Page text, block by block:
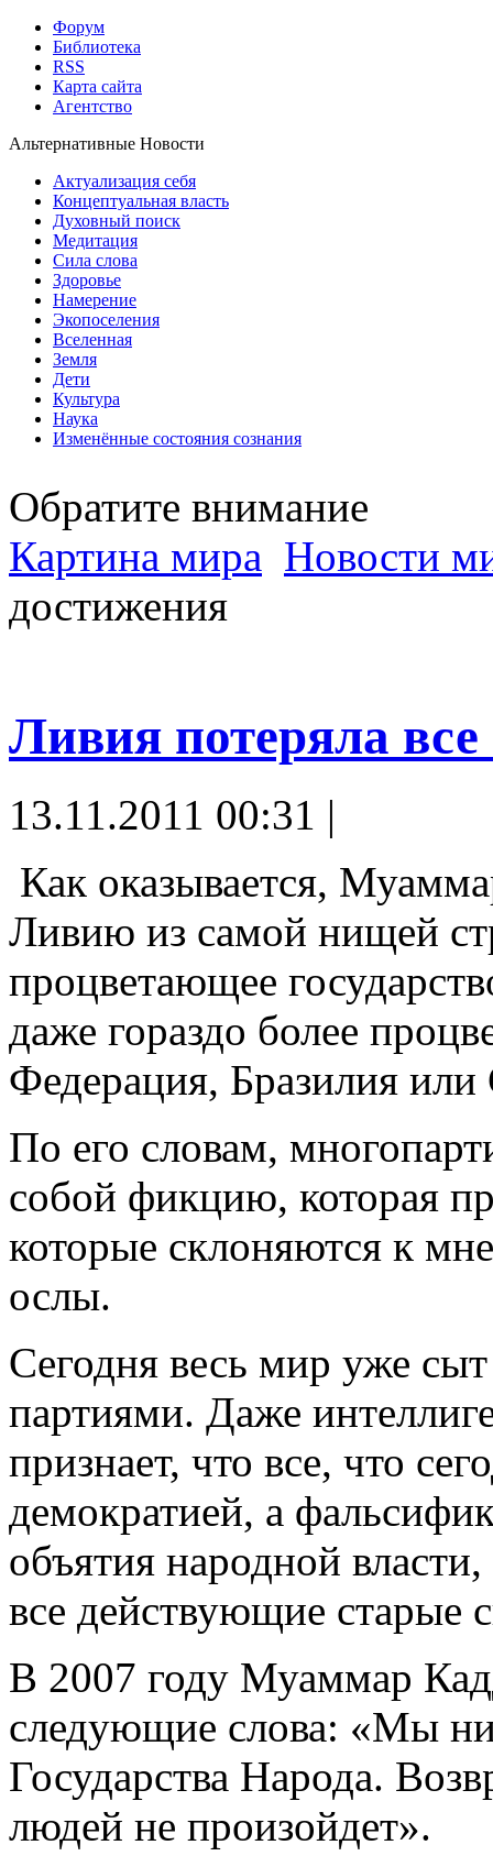
Форум
Библиотека
RSS
Карта сайта
Агентство
Альтернативные Новости
Актуализация себя
Концептуальная власть
Духовный поиск
Медитация
Сила слова
Здоровье
Намерение
Экопоселения
Вселенная
Земля
Дети
Культура
Наука
Изменённые состояния сознания
Обратите внимание
Картина мира Новости
достижения
Ливия потеряла
13.11.2011 00:31 |
Как оказывается,
Ливию из самой нищей
процветающее
даже гораздо более
Федерация, Бразилия или
По его словам,
собой фикцию, которая
которые склоняются к
ослы.
Сегодня весь мир уже
партиями. Даже
признает, что все, что
демократией, а
объятия народной
все действующие старые
В 2007 году Муаммар
следующие слова: «Мы
Государства Народа.
людей не произойдет».